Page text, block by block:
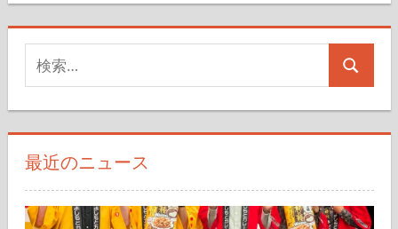
索
対
象:
検
最近のニュース